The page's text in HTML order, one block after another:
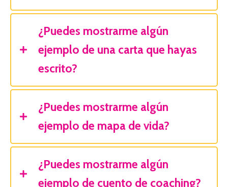
¿Puedes mostrarme algún
ejemplo de una carta que hayas
escrito?
¿Puedes mostrarme algún
ejemplo de mapa de vida?
¿Puedes mostrarme algún
ejemplo de cuento de coaching?